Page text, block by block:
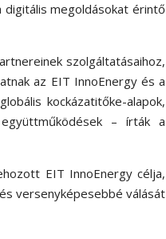
megoldásokat érintő
szolgáltatásaihoz,
az EIT InnoEnergy és a
kockázatitőke-alapok,
– írták a
EIT InnoEnergy célja,
versenyképesebbé válását